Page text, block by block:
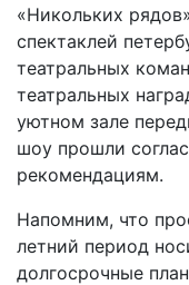
«Никольких
спектаклей
театральных
театральных
уютном зале
шоу прошли
рекомендациям.
Напомним, что
летний период
долгосрочные